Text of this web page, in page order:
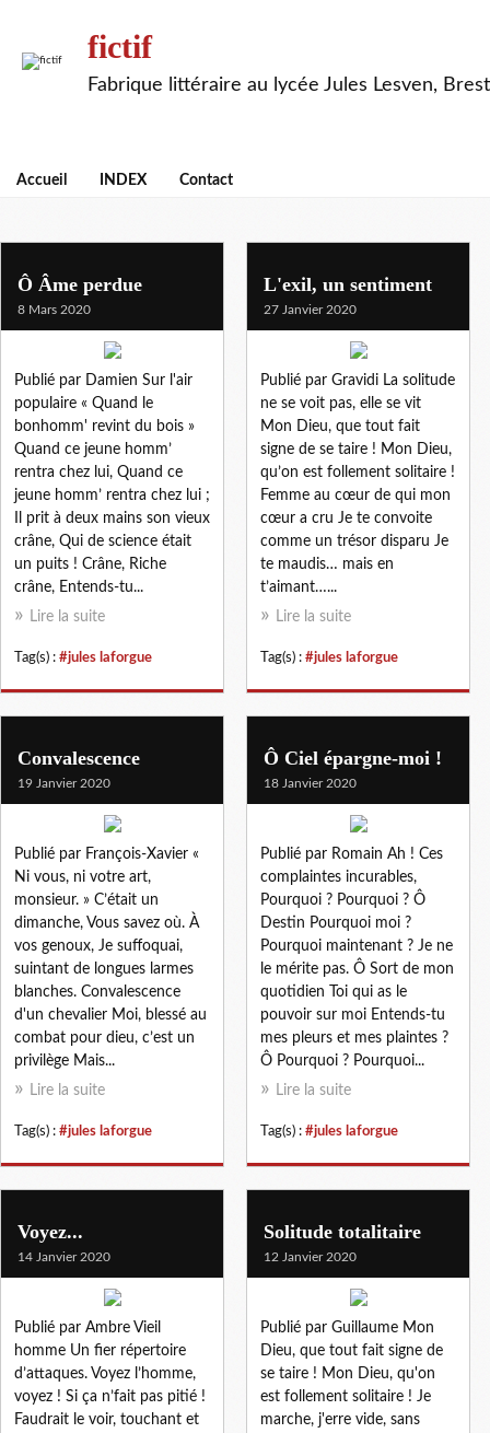
fictif
Fabrique littéraire au lycée Jules Lesven, Brest
Accueil INDEX Contact
jules laforgue
Ô Âme perdue
8 Mars 2020
Publié par Damien Sur l'air
populaire « Quand le
bonhomm' revint du bois »
Quand ce jeune homm’
rentra chez lui, Quand ce
jeune homm’ rentra chez lui ;
Il prit à deux mains son vieux
crâne, Qui de science était
un puits ! Crâne, Riche
crâne, Entends-tu...
Lire la suite
Tag(s) : #jules laforgue
L'exil, un sentiment
27 Janvier 2020
Publié par Gravidi La solitude
ne se voit pas, elle se vit
Mon Dieu, que tout fait
signe de se taire ! Mon Dieu,
qu’on est follement solitaire !
Femme au cœur de qui mon
cœur a cru Je te convoite
comme un trésor disparu Je
te maudis… mais en
t’aimant…...
Lire la suite
Tag(s) : #jules laforgue
Convalescence
19 Janvier 2020
Publié par François-Xavier «
Ni vous, ni votre art,
monsieur. » C’était un
dimanche, Vous savez où. À
vos genoux, Je suffoquai,
suintant de longues larmes
blanches. Convalescence
d'un chevalier Moi, blessé au
combat pour dieu, c’est un
privilège Mais...
Lire la suite
Tag(s) : #jules laforgue
Ô Ciel épargne-moi !
18 Janvier 2020
Publié par Romain Ah ! Ces
complaintes incurables,
Pourquoi ? Pourquoi ? Ô
Destin Pourquoi moi ?
Pourquoi maintenant ? Je ne
le mérite pas. Ô Sort de mon
quotidien Toi qui as le
pouvoir sur moi Entends-tu
mes pleurs et mes plaintes ?
Ô Pourquoi ? Pourquoi...
Lire la suite
Tag(s) : #jules laforgue
Voyez...
14 Janvier 2020
Publié par Ambre Vieil
homme Un fier répertoire
d’attaques. Voyez l’homme,
voyez ! Si ça n’fait pas pitié !
Faudrait le voir, touchant et
Solitude totalitaire
12 Janvier 2020
Publié par Guillaume Mon
Dieu, que tout fait signe de
se taire ! Mon Dieu, qu'on
est follement solitaire ! Je
marche, j'erre vide, sans